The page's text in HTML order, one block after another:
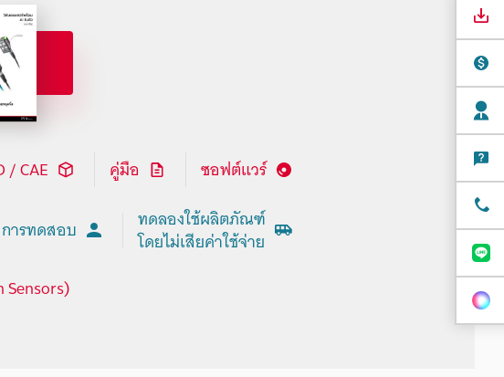
/ CAE คู่มือ ซอฟต์แวร์
ารทดสอบ
ทดลองใช้ผลิตภัณฑ์
โดยไม่เสียค่าใช้จ่าย
Sensors)